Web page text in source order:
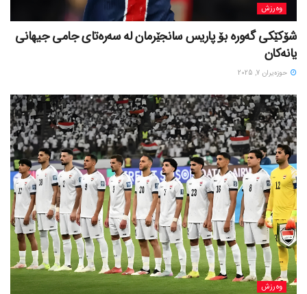
وەرزش
شۆکێکی گەورە بۆ پاریس سانجێرمان لە سەرەتای جامی جیهانی
یانەکان
حوزه‌یران 7, 2025
وەرزش